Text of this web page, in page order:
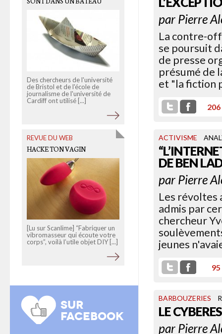
par Pierre
La contre-
se poursuit
de presse
présumé de
et "la fiction
206
ACTIVISME
DE BEN
par Pierre
Les révoltes
admis par
chercheur
jeunes
95
BARBOUZERIES
LE
par Pierre
Des chercheurs de l'université
de Bristol et de l'école de
journalisme de l'université de
Cardiff ont utilisé [...]
REVUE DU WEB
HACKE TON VAGIN
[Lu sur Scanlime] “Fabriquer un
vibromasseur qui écoute votre
corps”, voilà l’utile objet DIY [...]
CONFONDUS
Le documentaireLes alimenteurs
Stéphane Horel, diffusé ce
mardi soir sur [...]
SUR
FACEBOOK